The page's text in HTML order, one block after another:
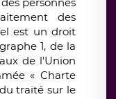
personnes
des
est un droit
1, de la
de l'Union
« Charte
traité sur le